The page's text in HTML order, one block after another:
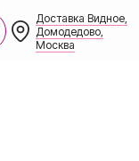
Доставка Видное,
Домодедово,
Москва